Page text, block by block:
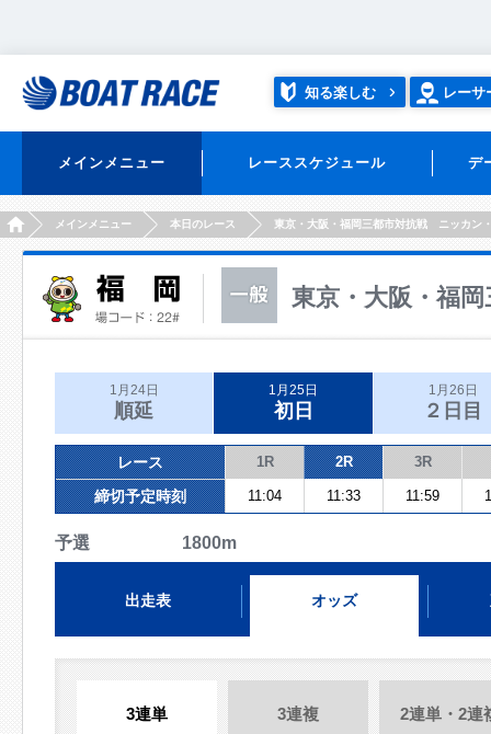
知る楽しむ レーサ
メインメニュー レーススケジュール デ
HOMEメインメニュー 本日のレース 東京・大阪・福岡三都市対抗戦 ニッカン
東京・大阪・福
1月24日
順延
1月25日
初日
1月26日
２日目
レース 1R 2R 3R
締切予定時刻 11:04 11:33 11:59
予選 1800m
出走表 オッズ
3連単 3連複 2連単・2連